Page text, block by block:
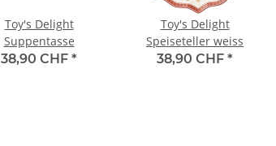
Toy's Delight
Suppentasse
38,90 CHF *
Toy's Delight
Speiseteller weiss
38,90 CHF *